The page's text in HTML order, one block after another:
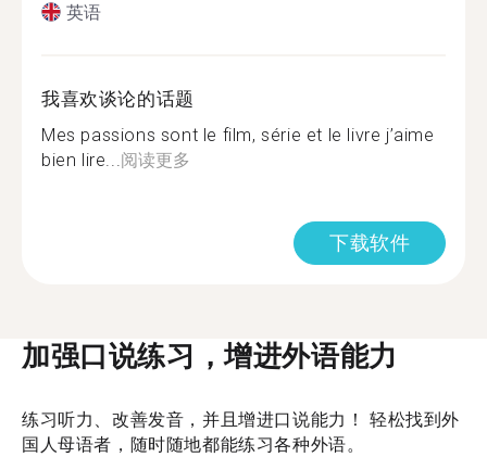
英语
我喜欢谈论的话题
Mes passions sont le film, série et le livre j’aime
bien lire... 阅读更多
下载软件
加强口说练习，增进外语能力
练习听力、改善发音，并且增进口说能力！ 轻松找到外
国人母语者，随时随地都能练习各种外语。